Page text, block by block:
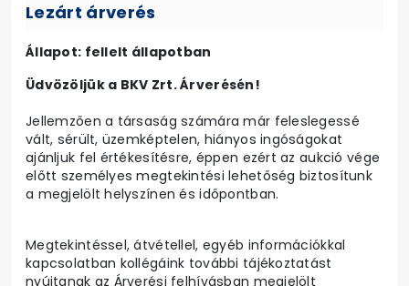
Lezárt árverés
Állapot: fellelt állapotban
Üdvözöljük a BKV Zrt. Árverésén!
Jellemzően a társaság számára már feleslegessé
vált, sérült, üzemképtelen, hiányos ingóságokat
ajánljuk fel értékesítésre, éppen ezért az aukció vége
előtt személyes megtekintési lehetőség biztosítunk
a megjelölt helyszínen és időpontban.
Megtekintéssel, átvétellel, egyéb információkkal
kapcsolatban kollégáink további tájékoztatást
nyújtanak az Árverési felhívásban megjelölt